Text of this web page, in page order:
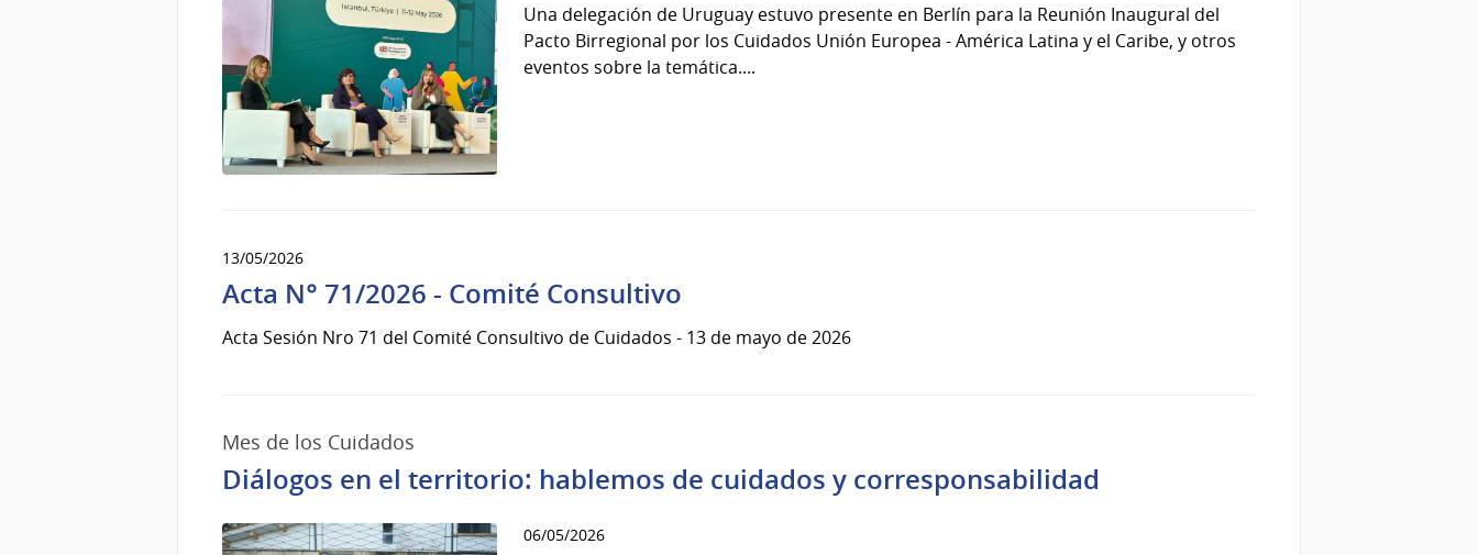
Una delegación de Uruguay estuvo presente en Berlín para la Reunión Inaugural del
Pacto Birregional por los Cuidados Unión Europea - América Latina y el Caribe, y otros
eventos sobre la temática....
13/05/2026
Acta N° 71/2026 - Comité Consultivo
Acta Sesión Nro 71 del Comité Consultivo de Cuidados - 13 de mayo de 2026
Mes de los Cuidados
Diálogos en el territorio: hablemos de cuidados y corresponsabilidad
06/05/2026